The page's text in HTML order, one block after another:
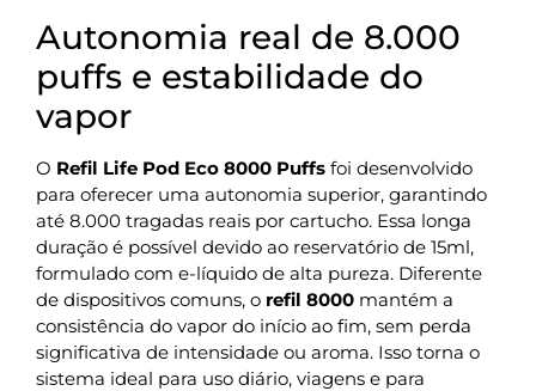
Autonomia real de 8.000
puffs e estabilidade do
vapor
O Refil Life Pod Eco 8000 Puffs foi desenvolvido
para oferecer uma autonomia superior, garantindo
até 8.000 tragadas reais por cartucho. Essa longa
duração é possível devido ao reservatório de 15ml,
formulado com e-líquido de alta pureza. Diferente
de dispositivos comuns, o refil 8000 mantém a
consistência do vapor do início ao fim, sem perda
significativa de intensidade ou aroma. Isso torna o
sistema ideal para uso diário, viagens e para